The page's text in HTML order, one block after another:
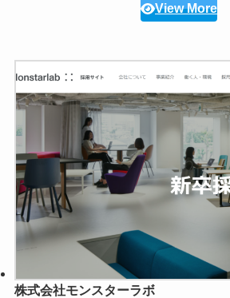
View More
株式会社モンスターラボ